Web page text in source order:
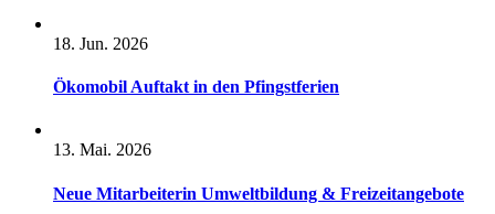
18. Jun. 2026
Ökomobil Auftakt in den Pfingstferien
13. Mai. 2026
Neue Mitarbeiterin Umweltbildung & Freizeitangebote